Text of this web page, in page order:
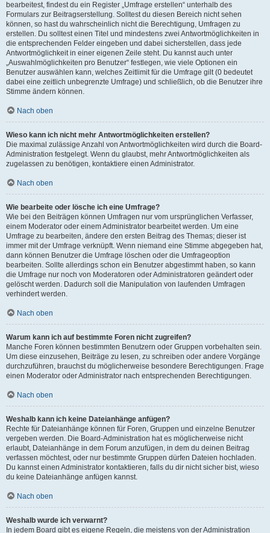
bearbeitest, findest du ein Register „Umfrage erstellen“ unterhalb des
Formulars zur Beitragserstellung. Solltest du diesen Bereich nicht sehen
können, so hast du wahrscheinlich nicht die Berechtigung, Umfragen zu
erstellen. Du solltest einen Titel und mindestens zwei Antwortmöglichkeiten in
die entsprechenden Felder eingeben und dabei sicherstellen, dass jede
Antwortmöglichkeit in einer eigenen Zeile steht. Du kannst auch unter
„Auswahlmöglichkeiten pro Benutzer“ festlegen, wie viele Optionen ein
Benutzer auswählen kann, welches Zeitlimit für die Umfrage gilt (0 bedeutet
dabei eine zeitlich unbegrenzte Umfrage) und schließlich, ob die Benutzer ihre
Stimme ändern können.
Nach oben
Wieso kann ich nicht mehr Antwortmöglichkeiten erstellen?
Die maximal zulässige Anzahl von Antwortmöglichkeiten wird durch die Board-
Administration festgelegt. Wenn du glaubst, mehr Antwortmöglichkeiten als
zugelassen zu benötigen, kontaktiere einen Administrator.
Nach oben
Wie bearbeite oder lösche ich eine Umfrage?
Wie bei den Beiträgen können Umfragen nur vom ursprünglichen Verfasser,
einem Moderator oder einem Administrator bearbeitet werden. Um eine
Umfrage zu bearbeiten, ändere den ersten Beitrag des Themas; dieser ist
immer mit der Umfrage verknüpft. Wenn niemand eine Stimme abgegeben hat,
dann können Benutzer die Umfrage löschen oder die Umfrageoption
bearbeiten. Sollte allerdings schon ein Benutzer abgestimmt haben, so kann
die Umfrage nur noch von Moderatoren oder Administratoren geändert oder
gelöscht werden. Dadurch soll die Manipulation von laufenden Umfragen
verhindert werden.
Nach oben
Warum kann ich auf bestimmte Foren nicht zugreifen?
Manche Foren können bestimmten Benutzern oder Gruppen vorbehalten sein.
Um diese einzusehen, Beiträge zu lesen, zu schreiben oder andere Vorgänge
durchzuführen, brauchst du möglicherweise besondere Berechtigungen. Frage
einen Moderator oder Administrator nach entsprechenden Berechtigungen.
Nach oben
Weshalb kann ich keine Dateianhänge anfügen?
Rechte für Dateianhänge können für Foren, Gruppen und einzelne Benutzer
vergeben werden. Die Board-Administration hat es möglicherweise nicht
erlaubt, Dateianhänge in dem Forum anzufügen, in dem du deinen Beitrag
verfassen möchtest, oder nur bestimmte Gruppen dürfen Dateien hochladen.
Du kannst einen Administrator kontaktieren, falls du dir nicht sicher bist, wieso
du keine Dateianhänge anfügen kannst.
Nach oben
Weshalb wurde ich verwarnt?
In jedem Board gibt es eigene Regeln, die meistens von der Administration